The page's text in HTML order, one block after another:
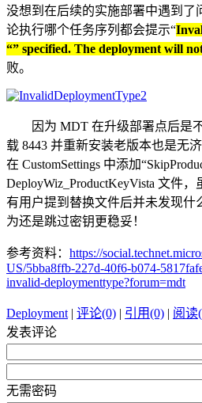
没想到在后续的实施部署中遇到了
论执行哪个任务序列都会提示“
“” specified. The deployment will
败。
因为 MDT 在升级部署点后是不
载 8443 并重新安装老版本也是无
在 CustomSettings 中添加
DeployWiz_ProductKeyVista 文件
有用户提到替换文件后并未发现什
为还是跳过密钥更稳妥！
参考资料： https://
US/5bba8ffb-227d-40f6-b074-
invalid-deploymenttype?forum=mdt
Deployment| 评论(0) | 引用(0) | 阅读
发表评论
无需密码